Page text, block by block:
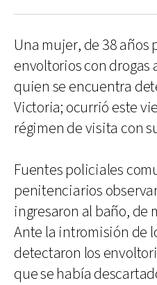
Una mujer, de 38
envoltorios con drogas
quien se encuentra
Victoria; ocurrió este
régimen de visita con
Fuentes policiales
penitenciarios
ingresaron al baño, de
Ante la intromisión de
detectaron los
que se había